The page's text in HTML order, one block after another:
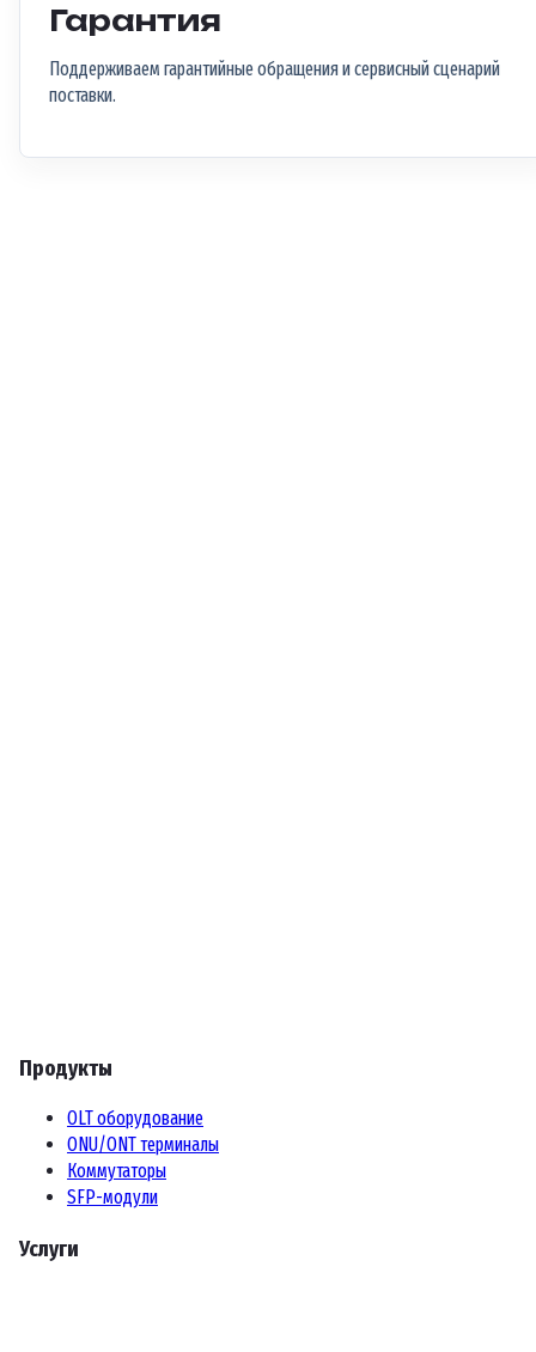
Гарантия
Поддерживаем гарантийные обращения и сервисный сценарий
поставки.
Продукты
OLT оборудование
ONU/ONT терминалы
Коммутаторы
SFP-модули
Услуги